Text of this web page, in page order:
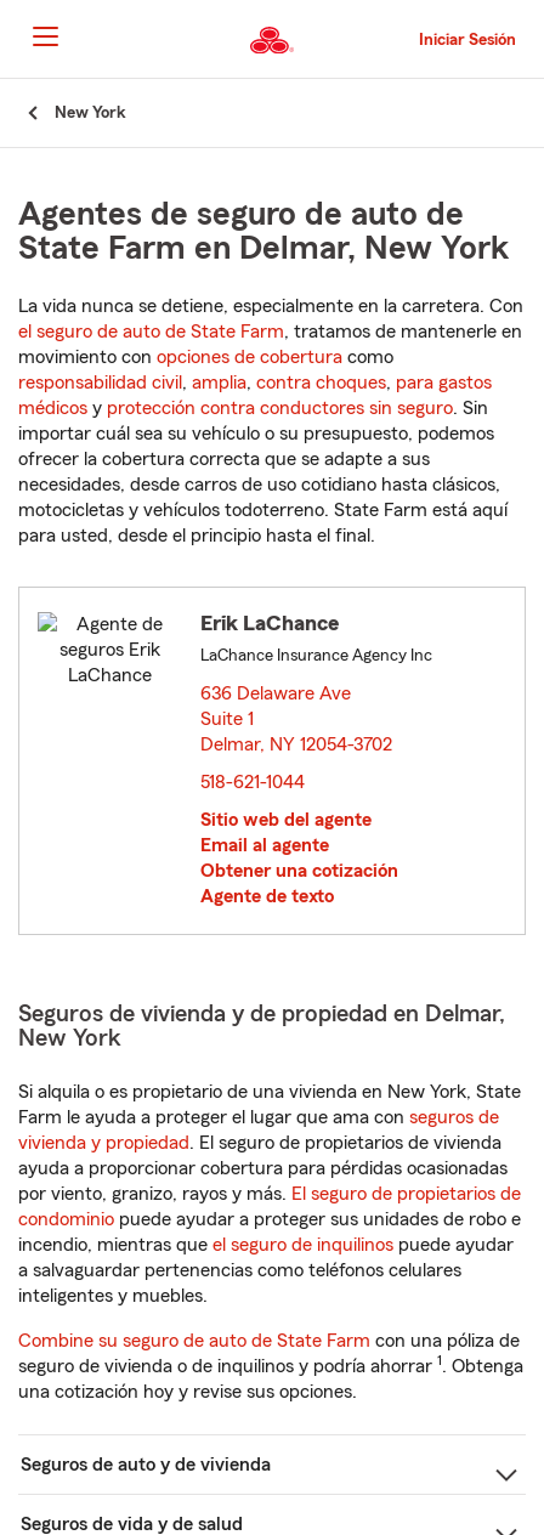
al
contenido
principal
Iniciar Sesión
New York
Agentes de seguro de auto de
State Farm en Delmar, New York
La vida nunca se detiene, especialmente en la carretera. Con
el seguro de auto de State Farm, tratamos de mantenerle en
movimiento con opciones de cobertura como
responsabilidad civil , amplia, contra choques, para gastos
médicos y protección contra conductores sin seguro. Sin
importar cuál sea su vehículo o su presupuesto, podemos
ofrecer la cobertura correcta que se adapte a sus
necesidades, desde carros de uso cotidiano hasta clásicos,
motocicletas y vehículos todoterreno. State Farm está aquí
para usted, desde el principio hasta el final.
Erik LaChance
LaChance Insurance Agency Inc
636 Delaware Ave
Suite 1
Delmar, NY 12054-3702
518-621-1044
Sitio web del agente
Email al agente
Obtener una cotización
Agente de texto
Seguros de vivienda y de propiedad en Delmar,
New York
Si alquila o es propietario de una vivienda en New York, State
Farm le ayuda a proteger el lugar que ama con seguros de
vivienda y propiedad. El seguro de propietarios de vivienda
ayuda a proporcionar cobertura para pérdidas ocasionadas
por viento, granizo, rayos y más. El seguro de propietarios de
condominio puede ayudar a proteger sus unidades de robo e
incendio, mientras que el seguro de inquilinos puede ayudar
a salvaguardar pertenencias como teléfonos celulares
inteligentes y muebles.
Combine su seguro de auto de State Farm con una póliza de
seguro de vivienda o de inquilinos y podría ahorrar 1. Obtenga
una cotización hoy y revise sus opciones.
Seguros de auto y de vivienda
Seguros de vida y de salud